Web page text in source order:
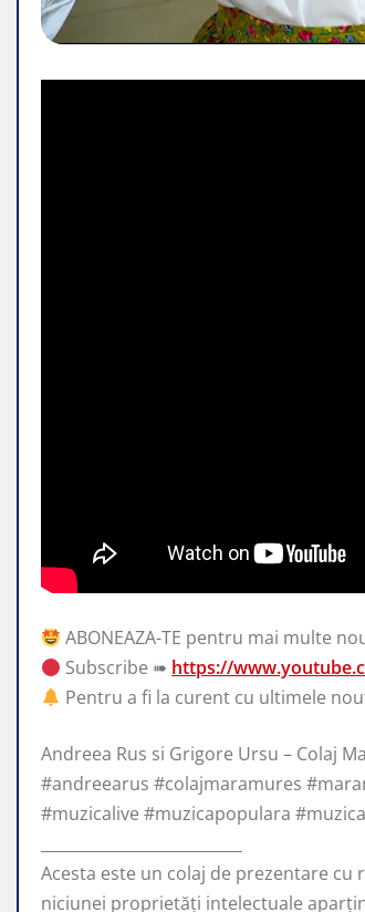
ABONEAZA-TE pentru mai multe
Subscribe ➠ https://
Pentru a fi la curent cu ultimele
Andreea Rus si Grigore Ursu – Colaj
#andreearus #colajmaramures
#muzicalive #muzicapopulara
Acesta este un colaj de prezentare
niciunei proprietăți intelectuale